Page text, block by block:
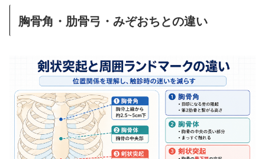
胸骨角・肋骨弓・みぞおちとの違い